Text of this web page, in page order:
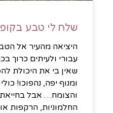
שלח לי טבע
היציאה מהעיר אל
עבורי ולעיתים כרוך
שאין בי את היכולת
ומנוף יפה, נהפוכו!
והצומח… אבל
החלמוניות, הרקפות